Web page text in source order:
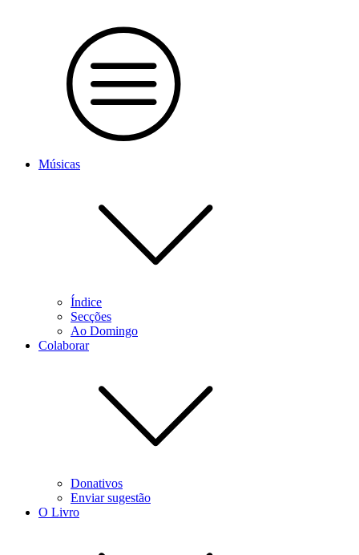
Músicas
Índice
Secções
Ao Domingo
Colaborar
Donativos
Enviar sugestão
O Livro